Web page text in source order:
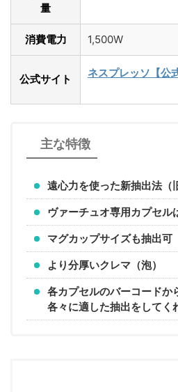
量
消費電力 1,500W
公式サイト ネスプレッソ【公
主な特徴
遠心力を使った新抽出法（
ヴァーチュオ専用カプセル
マグカップサイズも抽出可
より分厚いクレマ（泡）
各カプセルのバーコードか
各々に適した抽出をしてく